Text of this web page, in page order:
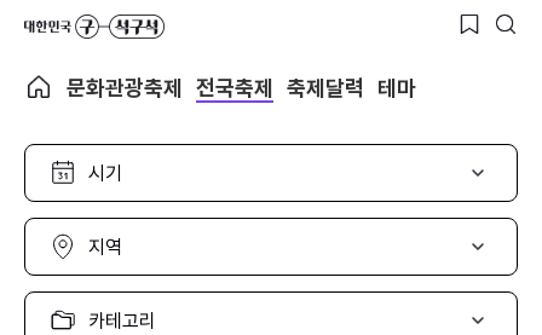
문화관광축제 전국축제 축제달력 테마
시
선
택
지
선
택
카